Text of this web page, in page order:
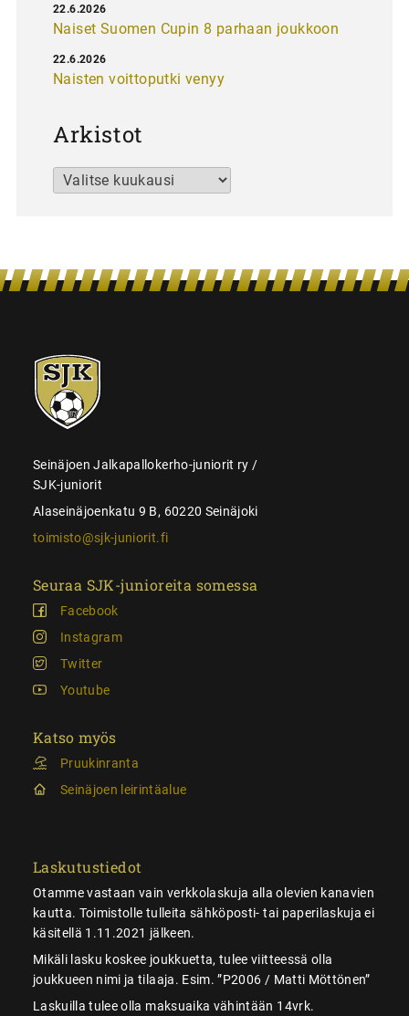
Naiset Suomen Cupin 8 parhaan joukkoon
22.6.2026
Naisten voittoputki venyy
22.6.2026
Arkistot
Arkistot
SJK-
juniorit
Seinäjoen Jalkapallokerho-juniorit ry /
SJK-juniorit
Alaseinäjoenkatu 9 B, 60220 Seinäjoki
toimisto@sjk-juniorit.fi
Seuraa SJK-junioreita somessa
Facebook
Instagram
Twitter
Youtube
Katso myös
Pruukinranta
Seinäjoen leirintäalue
Laskutustiedot
Otamme vastaan vain verkkolaskuja alla olevien kanavien
kautta. Toimistolle tulleita sähköposti- tai paperilaskuja ei
käsitellä 1.11.2021 jälkeen.
Mikäli lasku koskee joukkuetta, tulee viitteessä olla
joukkueen nimi ja tilaaja. Esim. ”P2006 / Matti Möttönen”
Laskuilla tulee olla maksuaika vähintään 14vrk.